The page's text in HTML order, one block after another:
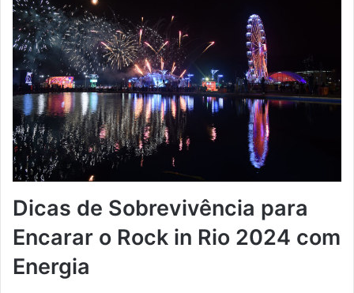
Dicas de Sobrevivência para
Encarar o Rock in Rio 2024 com
Energia